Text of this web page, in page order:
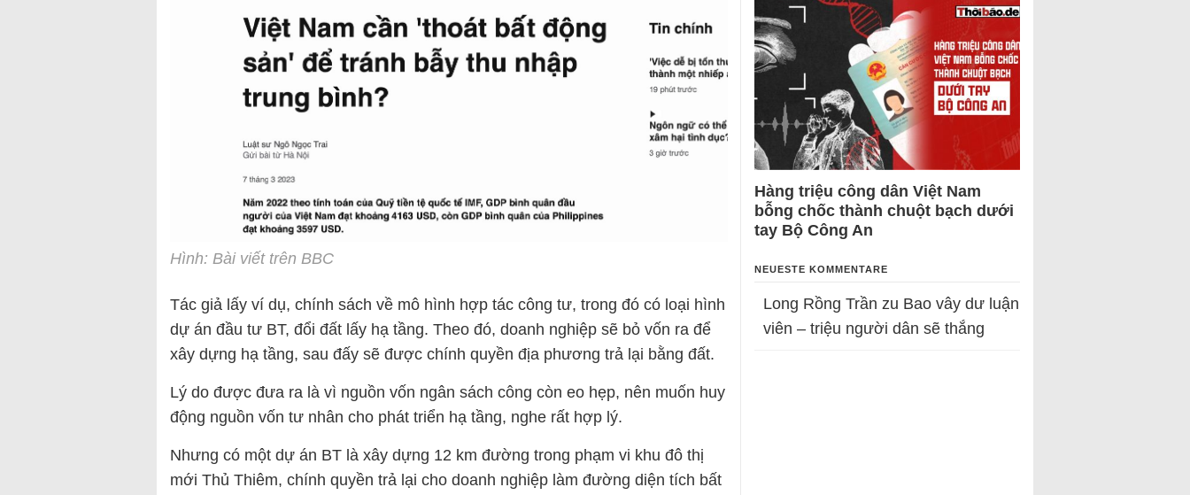
Hình: Bài viết trên BBC
Tác giả lấy ví dụ, chính sách về mô hình hợp tác công tư, trong đó có loại hình
dự án đầu tư BT, đổi đất lấy hạ tầng. Theo đó, doanh nghiệp sẽ bỏ vốn ra để
xây dựng hạ tầng, sau đấy sẽ được chính quyền địa phương trả lại bằng đất.
Lý do được đưa ra là vì nguồn vốn ngân sách công còn eo hẹp, nên muốn huy
động nguồn vốn tư nhân cho phát triển hạ tầng, nghe rất hợp lý.
Nhưng có một dự án BT là xây dựng 12 km đường trong phạm vi khu đô thị
mới Thủ Thiêm, chính quyền trả lại cho doanh nghiệp làm đường diện tích bất
Hàng triệu công dân Việt Nam
bỗng chốc thành chuột bạch dưới
tay Bộ Công An
NEUESTE KOMMENTARE
Long Rồng Trần zu Bao vây dư luận
viên – triệu người dân sẽ thắng